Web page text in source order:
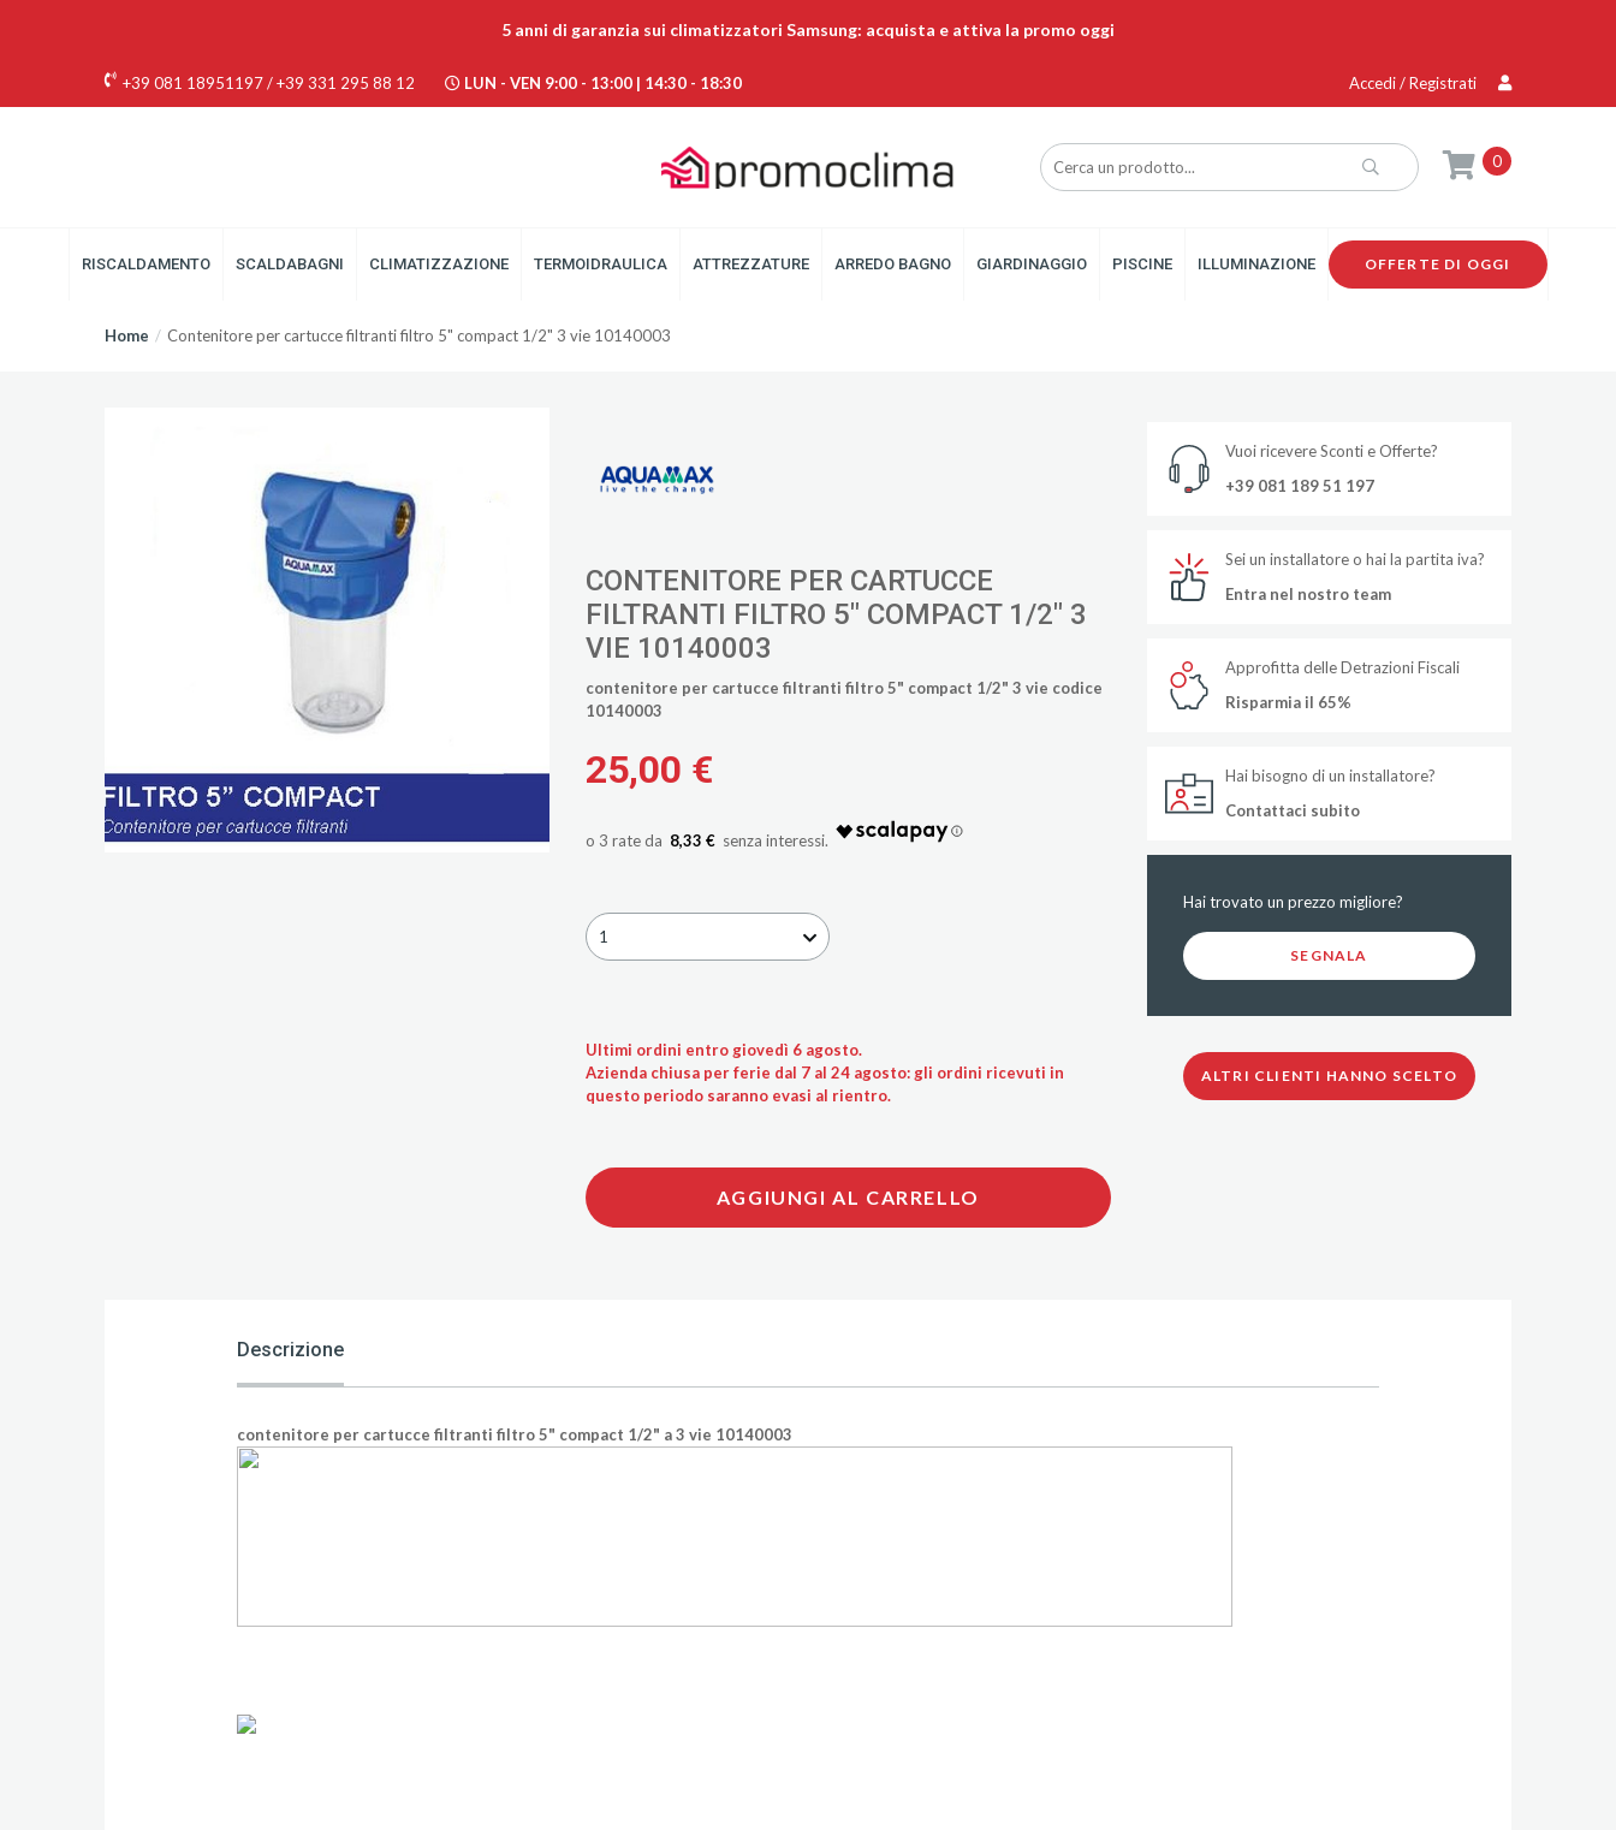
5 anni di garanzia sui climatizzatori Samsung: acquista e attiva la promo oggi
+39 081 18951197/+39 331 295 88 12 LUN - VEN 9:00 - 13:00 | 14:30 - 18:30 Accedi / Registrati
0
RISCALDAMENTO SCALDABAGNI CLIMATIZZAZIONE TERMOIDRAULICA ATTREZZATURE ARREDO BAGNO GIARDINAGGIO PISCINE ILLUMINAZIONE OFFERTE DI OGGI
Home Contenitore per cartucce filtranti filtro 5" compact 1/2" 3 vie 10140003
CONTENITORE PER CARTUCCE
FILTRANTI FILTRO 5" COMPACT 1/2" 3
VIE 10140003
contenitore per cartucce filtranti filtro 5" compact 1/2" 3 vie codice
10140003
25,00 €
8,33 €
1
Ultimi ordini entro giovedì 6 agosto.
Azienda chiusa per ferie dal 7 al 24 agosto: gli ordini ricevuti in
questo periodo saranno evasi al rientro.
AGGIUNGI AL CARRELLO
Vuoi ricevere Sconti e Offerte?
+39 081 189 51 197
Sei un installatore o hai la partita iva?
Entra nel nostro team
Approfitta delle Detrazioni Fiscali
Risparmia il 65%
Hai bisogno di un installatore?
Contattaci subito
Hai trovato un prezzo migliore?
SEGNALA
ALTRI CLIENTI HANNO SCELTO
Descrizione
contenitore per cartucce filtranti filtro 5" compact 1/2" a 3 vie 10140003